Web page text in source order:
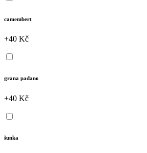
camembert
+40 Kč
grana padano
+40 Kč
šunka